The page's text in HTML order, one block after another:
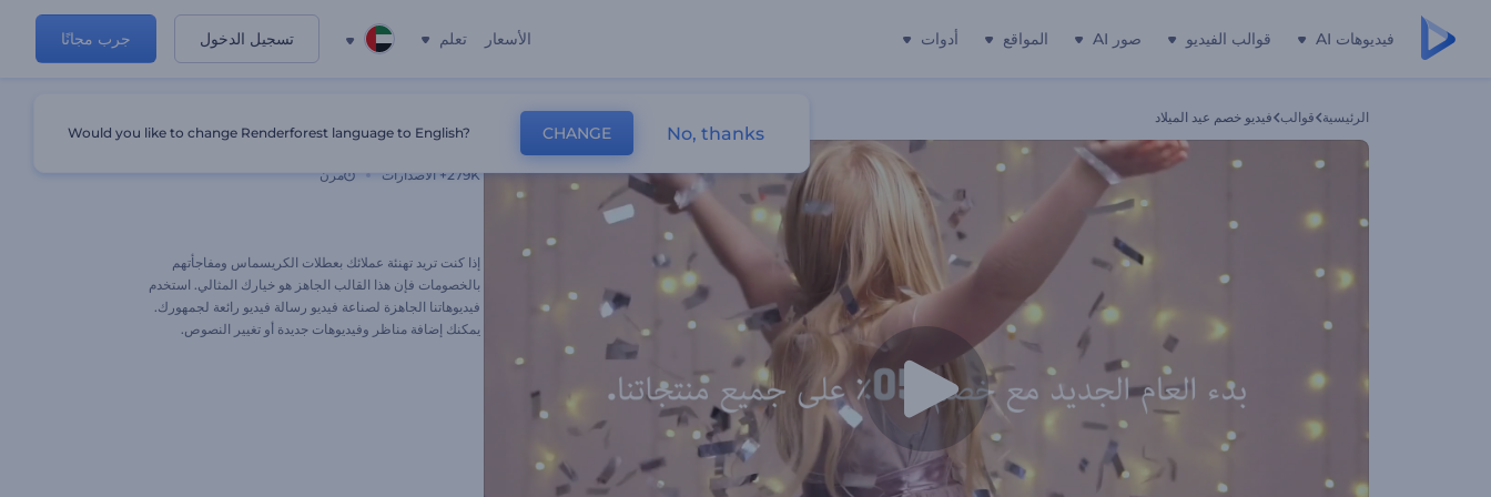
فيديوهات AI قوالب الفيديو صور AI المواقع أدوات الأسعار تعلم تسجيل الدخول جرب مجانًا
الرئيسية قوالب فيديو خصم عيد الميلاد
279K+ الاصدارات مرن
إذا كنت تريد تهنئة عملائك بعطلات الكريسماس ومفاجأتهم
بالخصومات فإن هذا القالب الجاهز هو خيارك المثالي. استخدم
فيديوهاتنا الجاهزة لصناعة فيديو رسالة فيديو رائعة لجمهورك.
يمكنك إضافة مناظر وفيديوهات جديدة أو تغيير النصوص.
Would you like to change Renderforest language to English? CHANGE No, thanks